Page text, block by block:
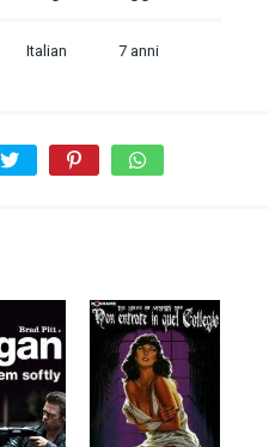
Italian 7 anni